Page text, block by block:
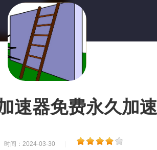
速器免费永久加速
时间：2024-03-30